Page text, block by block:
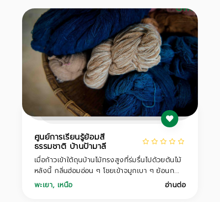
ศูนย์การเรียนรู้ย้อมสี
ธรรมชาติ บ้านป้ามาลี
เมื่อก้าวเข้าใต้ถุนบ้านไม้ทรงสูงที่ร่มรื่นไปด้วยต้นไม้
หลังนี้ กลิ่นฮ่อมอ่อน ๆ โชยเข้าจมูกเบา ๆ ย้อนก...
พะเยา, เหนือ อ่านต่อ